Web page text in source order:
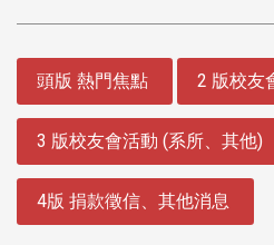
頭版 熱門焦點 2 版校友
3 版校友會活動 (系所、其他)
4版 捐款徵信、其他消息